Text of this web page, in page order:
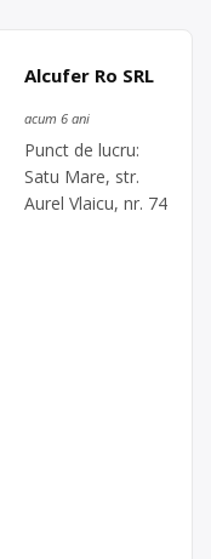
Alcufer Ro SRL
acum 6 ani
Punct de lucru:
Satu Mare, str.
Aurel Vlaicu, nr. 74